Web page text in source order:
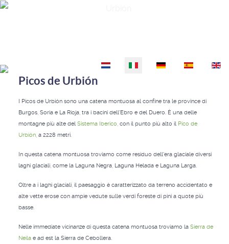
Seleziona la tua lingua
Picos de Urbión
I Picos de Urbión sono una catena montuosa al confine tra le province di
Burgos, Soria e La Rioja, tra i bacini dell'Ebro e del Duero. È una delle
montagne più alte del Sistema Iberico , con il punto più alto il Pico de
Urbión, a 2228 metri.
In questa catena montuosa troviamo come residuo dell'era glaciale diversi
laghi glaciali, come la Laguna Negra, Laguna Helada e Laguna Larga.
Oltre a i laghi glaciali, il paesaggio è caratterizzato da terreno accidentato e
alte vette erose con ampie vedute sulle verdi foreste di pini a quote più
basse.
Nelle immediate vicinanze di questa catena montuosa troviamo la Sierra de
Neilae ad est la Sierra de Cebollera.